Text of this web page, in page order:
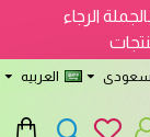
الرجاء
سعودى العربيه